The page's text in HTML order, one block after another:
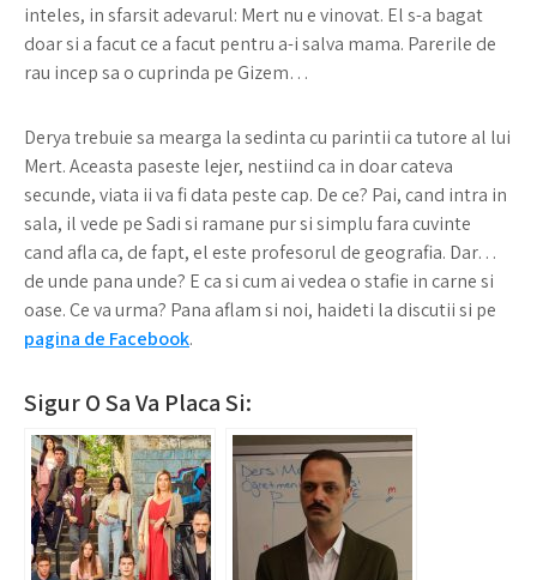
inteles, in sfarsit adevarul: Mert nu e vinovat. El s-a bagat
doar si a facut ce a facut pentru a-i salva mama. Parerile de
rau incep sa o cuprinda pe Gizem…
Derya trebuie sa mearga la sedinta cu parintii ca tutore al lui
Mert. Aceasta paseste lejer, nestiind ca in doar cateva
secunde, viata ii va fi data peste cap. De ce? Pai, cand intra in
sala, il vede pe Sadi si ramane pur si simplu fara cuvinte
cand afla ca, de fapt, el este profesorul de geografia. Dar…
de unde pana unde? E ca si cum ai vedea o stafie in carne si
oase. Ce va urma? Pana aflam si noi, haideti la discutii si pe
pagina de Facebook.
Sigur O Sa Va Placa Si: